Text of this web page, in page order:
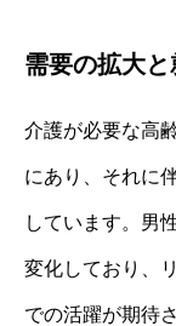
需要の拡大
介護が必要な高
にあり、それに
しています。男
変化しており、
での活躍が期待